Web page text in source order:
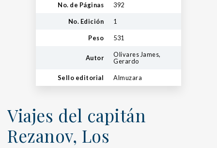
No. de Páginas 392
No. Edición 1
Peso 531
Autor
Olivares James,
Gerardo
Sello editorial Almuzara
Viajes del capitán
Rezanov, Los